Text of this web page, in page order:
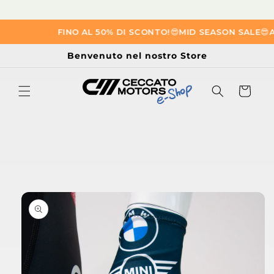
FINO AL 50% DI SCONTO!😎​MID SEASON SALE😎​
Vai
direttamente
ai contenuti
Benvenuto nel nostro Store
Carrello